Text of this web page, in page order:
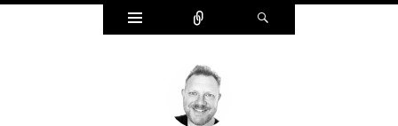
Widgets Connect